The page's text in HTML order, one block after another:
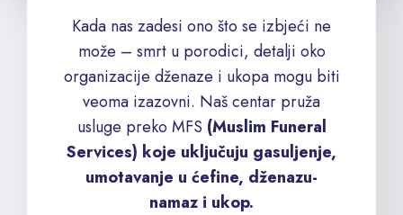
Kada nas zadesi ono što se izbjeći ne
može – smrt u porodici, detalji oko
organizacije dženaze i ukopa mogu biti
veoma izazovni. Naš centar pruža
usluge preko MFS (Muslim Funeral
Services) koje uključuju gasuljenje,
umotavanje u ćefine, dženazu-
namaz i ukop.